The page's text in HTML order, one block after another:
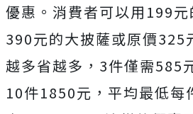
優惠。消費者可以用199
390元的大披薩或原價325
越多省越多，3件僅需585
10件1850元，平均最低每